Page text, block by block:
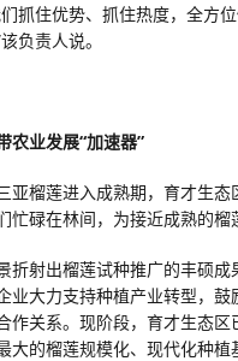
抓住优势、抓住热度，全方
负责人说。
农业发展“加速器”
亚榴莲进入成熟期，育才生
忙碌在林间，为接近成熟的榴
折射出榴莲试种推广的丰硕
业大力支持种植产业转型，
作关系。现阶段，育才生态
大的榴莲规模化、现代化种植